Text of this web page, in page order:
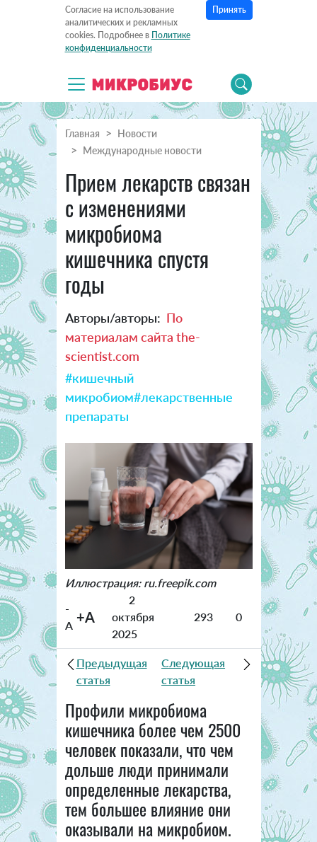
Согласие на использование
аналитических и рекламных
cookies. Подробнее в Политике
конфиденциальности
Принять
Главная
Новости
Международные новости
Прием лекарств связан
с изменениями
микробиома
кишечника спустя
годы
Авторы/авторы: По
материалам сайта the-
scientist.com
#кишечный
микробиом#лекарственные
препараты
Иллюстрация: ru.freepik.com
-
A +A
2
октября
2025
293 0
Предыдущая
статья
Следующая
статья
Профили микробиома
кишечника более чем 2500
человек показали, что чем
дольше люди принимали
определенные лекарства,
тем большее влияние они
оказывали на микробиом.